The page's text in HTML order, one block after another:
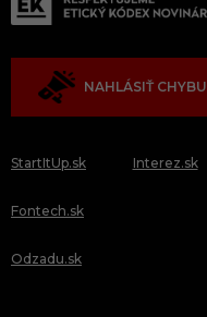
NAHLÁSIŤ CHYBU
StartItUp.sk
Fontech.sk
Odzadu.sk
Interez.sk